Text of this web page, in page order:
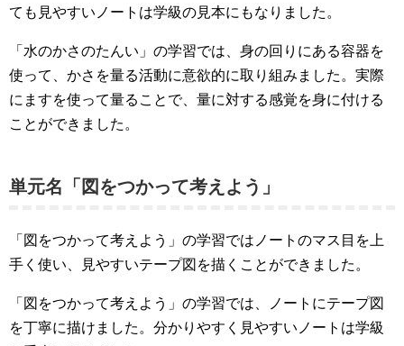
ても見やすいノートは学級の見本にもなりました。
「水のかさのたんい」の学習では、身の回りにある容器を
使って、かさを量る活動に意欲的に取り組みました。実際
にますを使って量ることで、量に対する感覚を身に付ける
ことができました。
単元名「図をつかって考えよう」
「図をつかって考えよう」の学習ではノートのマス目を上
手く使い、見やすいテープ図を描くことができました。
「図をつかって考えよう」の学習では、ノートにテープ図
を丁寧に描けました。分かりやすく見やすいノートは学級